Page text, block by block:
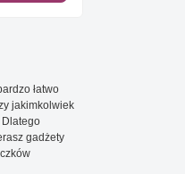
łatwo
jakimkolwiek
gadżety